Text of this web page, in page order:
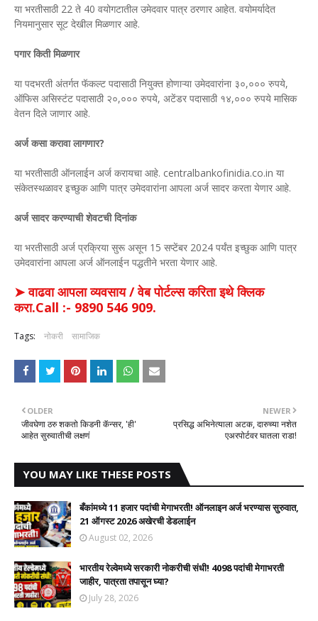
या भरतीसाठी 22 ते 40 वयोगटातील उमेदवार पात्र ठरणार आहेत. वयोमर्यादेत
नियमानुसार सूट देखील मिळणार आहे.
पगार किती मिळणार
या पदभरती अंतर्गत फॅकल्ट पदासाठी नियुक्त होणाऱ्या उमेदवारांना ३०,००० रुपये,
ऑफिस असिस्टंट पदासाठी २०,००० रुपये, अटेंडर पदासाठी १४,००० रुपये मासिक
वेतन दिले जाणार आहे.
अर्ज कसा करावा लागणार?
या भरतीसाठी ऑनलाईन अर्ज करायचा आहे. centralbankofinidia.co.in या
संकेतस्थळावर इच्छुक आणि पात्र उमेदवारांना आपला अर्ज सादर करता येणार आहे.
अर्ज सादर करण्याची शेवटची दिनांक
या भरतीसाठी अर्ज प्रक्रिया सुरू असून 15 सप्टेंबर 2024 पर्यंत इच्छुक आणि पात्र
उमेदवारांना आपला अर्ज ऑनलाईन पद्धतीने भरता येणार आहे.
➤ वाढवा आपला व्यवसाय / वेब पोर्टल्स करिता इथे क्लिक
करा.Call :- 9890 546 909.
Tags: नोकरी सामाजिक
NEWER
प्रसिद्ध अभिनेत्याला अटक, दारुच्या नशेत
एअरपोर्टवर घातला राडा!
OLDER
जीवघेणा ठरु शकतो किडनी कॅन्सर, 'ही'
आहेत सुरुवातीची लक्षणं
YOU MAY LIKE THESE POSTS
बँकांमध्ये 11 हजार पदांची मेगाभरती! ऑनलाइन अर्ज भरण्यास सुरुवात,
21 ऑगस्ट 2026 अखेरची डेडलाईन
August 02, 2026
भारतीय रेल्वेमध्ये सरकारी नोकरीची संधी! 4098 पदांची मेगाभरती
जाहीर, पात्रता तपासून घ्या?
July 28, 2026